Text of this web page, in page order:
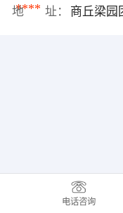
****
地 址： 商丘梁园
电话咨询